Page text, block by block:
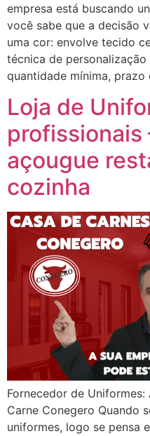
empresa está buscando
você sabe que a decisão
uma cor: envolve tecido
técnica de
quantidade mínima,
Loja de
profissionais
açougue
cozinha
Fornecedor de
Carne Conegero Quando
uniformes, logo se pensa